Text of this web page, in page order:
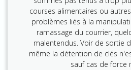
courses alimentaires ou
problèmes liés à la
ramassage du courrier,
malentendus. Voir de sortie
même la détention de clés
sauf cas de force